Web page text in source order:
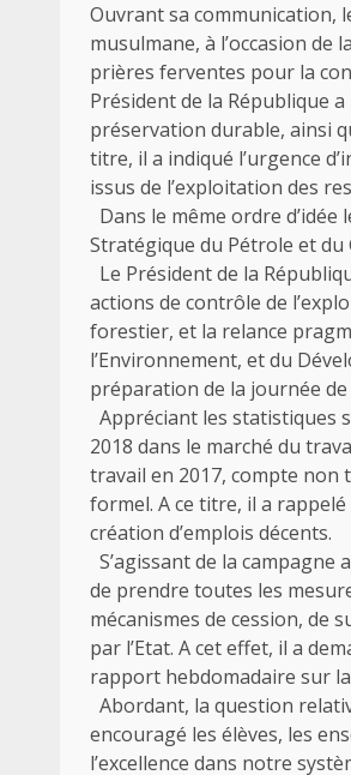
Ouvrant sa communication,
musulmane, à l’occasion de
prières ferventes pour la
Président de la République
préservation durable, ainsi
titre, il a indiqué l’urgence
issus de l’exploitation des
Dans le même ordre d’idée
Stratégique du Pétrole et du
Le Président de la
actions de contrôle de
forestier, et la relance
l’Environnement, et du
préparation de la journée de
Appréciant les statistiques
2018 dans le marché du
travail en 2017, compte non
formel. A ce titre, il a
création d’emplois décents.
S’agissant de la
de prendre toutes les
mécanismes de cession, de
par l’Etat. A cet effet, il a
rapport hebdomadaire sur
Abordant, la question
encouragé les élèves, les
l’excellence dans notre